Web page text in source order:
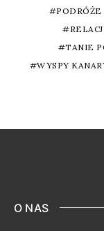
PODRÓŻE
TANIE
WYSPY
O NAS